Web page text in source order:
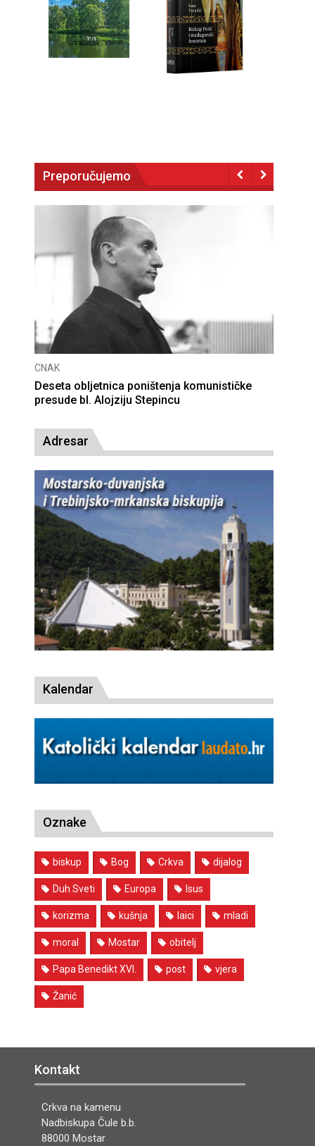
Preporučujemo
CNAK
Deseta obljetnica poništenja komunističke
presude bl. Alojziju Stepincu
Adresar
Kalendar
Oznake
biskup Bog Crkva dijalog
Duh Sveti Europa Isus
korizma kušnja laici mladi
moral Mostar obitelj
Papa Benedikt XVI. post vjera
Žanić
Kontakt
Crkva na kamenu
Nadbiskupa Čule b.b.
88000 Mostar